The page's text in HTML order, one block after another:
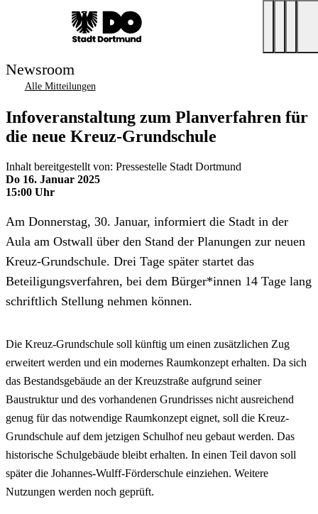
Newsroom
Alle Mitteilungen
Infoveranstaltung zum Planverfahren für
die neue Kreuz-Grundschule
Inhalt bereitgestellt von: Pressestelle Stadt Dortmund
Do 16. Januar 2025
15:00 Uhr
Am Donnerstag, 30. Januar, informiert die Stadt in der
Aula am Ostwall über den Stand der Planungen zur neuen
Kreuz-Grundschule. Drei Tage später startet das
Beteiligungsverfahren, bei dem Bürger*innen 14 Tage lang
schriftlich Stellung nehmen können.
Die Kreuz-Grundschule soll künftig um einen zusätzlichen Zug
erweitert werden und ein modernes Raumkonzept erhalten. Da sich
das Bestandsgebäude an der Kreuzstraße aufgrund seiner
Baustruktur und des vorhandenen Grundrisses nicht ausreichend
genug für das notwendige Raumkonzept eignet, soll die Kreuz-
Grundschule auf dem jetzigen Schulhof neu gebaut werden. Das
historische Schulgebäude bleibt erhalten. In einen Teil davon soll
später die Johannes-Wulff-Förderschule einziehen. Weitere
Nutzungen werden noch geprüft.